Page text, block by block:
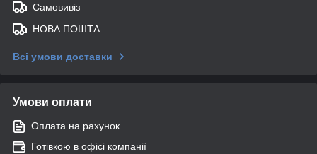
Самовивіз
НОВА ПОШТА
Всі умови доставки
Умови оплати
Оплата на рахунок
Готівкою в офісі компанії